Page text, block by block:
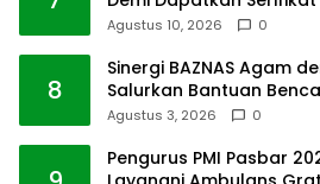
Payakumbuh
Agustus 10, 2026 0
8
Sinergi BAZNAS Agam
Salurkan Bantuan
Agustus 3, 2026 0
Pengurus PMI Pasbar